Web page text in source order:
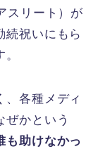
スリート）が
続祝いにもら
、各種メディ
ぜかという
も助けなかっ